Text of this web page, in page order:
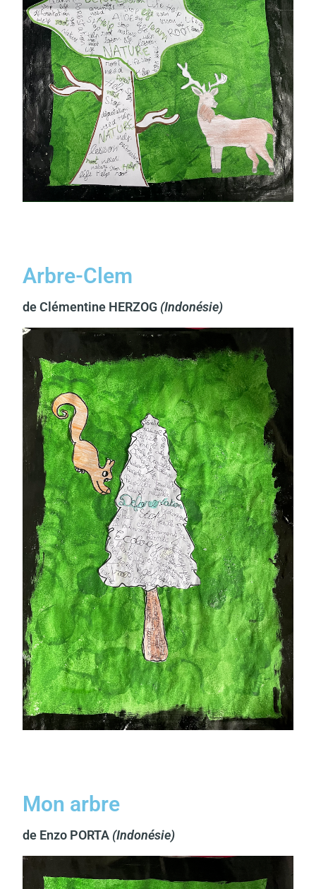
Arbre-Clem
de Clémentine HERZOG (Indonésie)
Mon arbre
de Enzo PORTA (Indonésie)